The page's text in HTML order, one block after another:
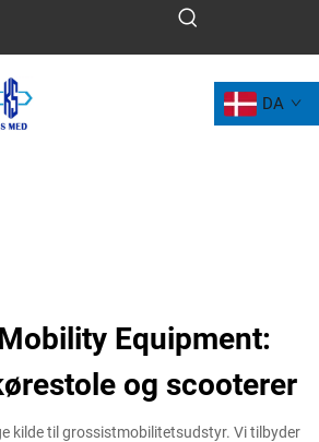
DA
Equipment:
og scooterer
kilde til grossistmobilitetsudstyr. Vi tilbyder